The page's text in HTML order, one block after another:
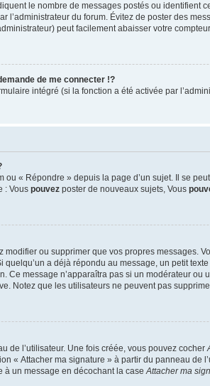
le nombre de messages postés ou
l’administrateur du forum. Évitez de poster des
peut facilement abaisser votre
de me connecter !?
intégré (si la fonction a été activée par
« Répondre » depuis la page d’un sujet. Il se
: Vous pouvez poster de nouveaux sujets, Vous
modifier ou supprimer que vos propres
a déjà répondu au message, un petit
Ce message n’apparaîtra pas si un modérateur
Notez que les utilisateurs ne peuvent pas
de l’utilisateur. Une fois créée, vous pouvez cocher
« Attacher ma signature » à partir du panneau de
à un message en décochant la caseAttacher ma